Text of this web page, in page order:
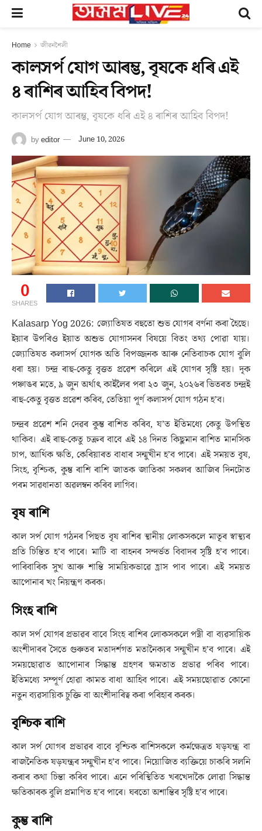
Home জীৱনশৈলী
কালসৰ্প যোগ আৰম্ভ, বৃষকে ধৰি এই
৪ ৰাশিৰ আহিব বিপদ!
কালসৰ্প যোগ আৰম্ভ, বৃষকে ধৰি এই ৪ ৰাশিৰ আহিব বিপদ!
byeditor June 10, 2026
0
SHARES
Kalasarp Yog 2026: জ্যোতিষত বহুতো শুভ যোগৰ বৰ্ণনা কৰা হৈছে।
ইয়াৰ উপৰিও ইয়াত অশুভ যোগাসনৰ বিষয়ে বিতং তথ্য পোৱা যায়।
জ্যোতিষত কলাসৰ্প যোগক অতি বিপজ্জনক আৰু নেতিবাচক যোগ বুলি
ধৰা হয়। চন্দ্ৰ ৰাহু-কেতু বৃত্তত প্ৰৱেশ কৰিলে এই যোগৰ সৃষ্টি হয়। দৃক
পঞ্চাঙৰ মতে, ৯ জুন অৰ্থাৎ কাইলৈৰ পৰা ২৩ জুন, ২০২৬ৰ ভিতৰত চন্দ্ৰই
ৰাহু-কেতু বৃত্তত প্ৰৱেশ কৰিব, তেতিয়া পূৰ্ণ কলাসৰ্প যোগ গঠন হ’ব।
চন্দ্ৰৰ প্ৰৱেশ শনি দেৱৰ কুম্ভ ৰাশিত কৰিব, য’ত ইতিমধ্যে কেতু উপস্থিত
থাকিব। এই ৰাহু-কেতু চক্ৰৰ বাবে এই ১৪ দিনত কিছুমান ৰাশিত মানসিক
চাপ, আৰ্থিক ক্ষতি, কেৰিয়াৰত বাধাৰ সন্মুখীন হ’ব পাৰে। এই সময়ত বৃষ,
সিংহ, বৃশ্চিক, কুম্ভ ৰাশি ৰাশি জাতক জাতিকা সকলৰ আজিৰ দিনটোত
পৰম সাৱধানতা অৱলম্বন কৰিব লাগিব।
বৃষ ৰাশি
কাল সৰ্প যোগ গঠনৰ পিছত বৃষ ৰাশিৰ স্থানীয় লোকসকলে মাতৃৰ স্বাস্থ্যৰ
প্ৰতি চিন্তিত হ’ব পাৰে। মাটি বা বাহনৰ সন্দৰ্ভত বিবাদৰ সৃষ্টি হ’ব পাৰে।
পাৰিবাৰিক সুখ আৰু শান্তি সাময়িকভাৱে হ্ৰাস পাব পাৰে। এই সময়ত
আপোনাৰ খং নিয়ন্ত্ৰণ কৰক।
সিংহ ৰাশি
কাল সৰ্প যোগৰ প্ৰভাৱৰ বাবে সিংহ ৰাশিৰ লোকসকলে পত্নী বা ব্যৱসায়িক
অংশীদাৰৰ সৈতে গুৰুতৰ মতাদৰ্শগত মতানৈক্যৰ সন্মুখীন হ’ব পাৰে। এই
সময়ছোৱাত আপোনাৰ সিদ্ধান্ত গ্ৰহণৰ ক্ষমতাত প্ৰভাৱ পৰিব পাৰে।
ইতিমধ্যে সম্পূৰ্ণ হোৱা কামত বাধা আহিব পাৰে। এই সময়ছোৱাত কোনো
নতুন ব্যৱসায়িক চুক্তি বা অংশীদাৰিত্ব কৰা পৰিহাৰ কৰক।
বৃশ্চিক ৰাশি
কাল সৰ্প যোগৰ প্ৰভাৱৰ বাবে বৃশ্চিক ৰাশিসকলে কৰ্মক্ষেত্ৰত ষড়যন্ত্ৰ বা
ৰাজনৈতিক ষড়যন্ত্ৰৰ সন্মুখীন হ’ব পাৰে। নিয়োজিত ব্যক্তিয়ে চাকৰি সলনি
কৰাৰ কথা চিন্তা কৰিব পাৰে। এনে পৰিস্থিতিত খৰখেদাকৈ লোৱা সিদ্ধান্ত
ক্ষতিকাৰক বুলি প্ৰমাণিত হ’ব পাৰে। ঘৰতো অশান্তিৰ সৃষ্টি হ’ব পাৰে।
কুম্ভ ৰাশি